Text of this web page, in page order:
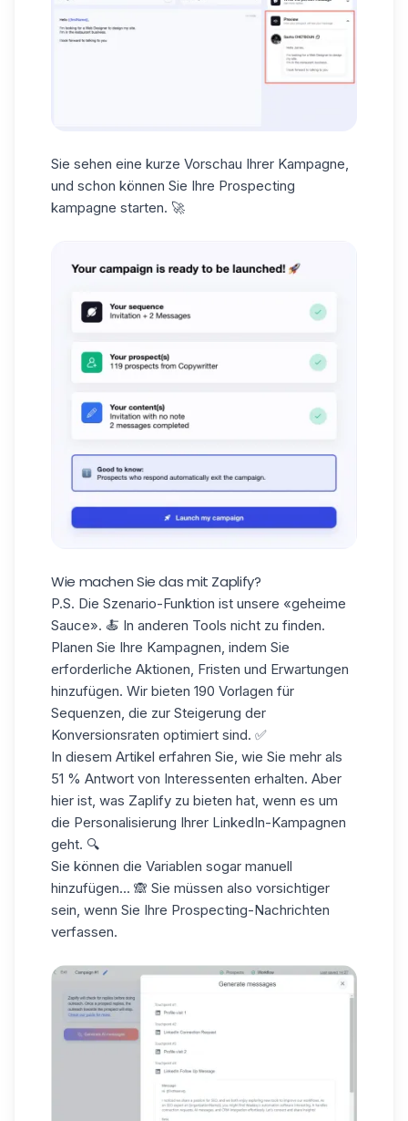
Sie sehen eine kurze Vorschau Ihrer Kampagne,
und schon können Sie Ihre Prospecting
kampagne starten. 🚀
Wie machen Sie das mit Zaplify?
P.S. Die Szenario-Funktion ist unsere «geheime
Sauce». 🍝 In anderen Tools nicht zu finden.
Planen Sie Ihre Kampagnen, indem Sie
erforderliche Aktionen, Fristen und Erwartungen
hinzufügen. Wir bieten 190 Vorlagen für
Sequenzen, die zur Steigerung der
Konversionsraten optimiert sind. ✅
In diesem Artikel erfahren Sie, wie Sie mehr als
51 % Antwort von Interessenten erhalten. Aber
hier ist, was Zaplify zu bieten hat, wenn es um
die Personalisierung Ihrer LinkedIn-Kampagnen
geht. 🔍
Sie können die Variablen sogar manuell
hinzufügen... 🙈 Sie müssen also vorsichtiger
sein, wenn Sie Ihre Prospecting-Nachrichten
verfassen.